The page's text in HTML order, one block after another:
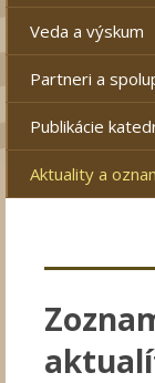
Veda a výskum
Partneri a
Publikácie
Aktuality a